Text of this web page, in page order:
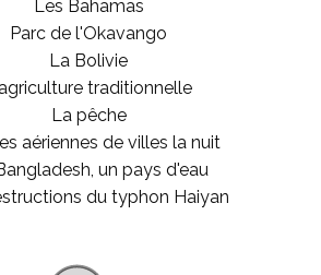
Les Bahamas
Parc de l'Okavango
La Bolivie
traditionnelle
La pêche
aériennes de villes la nuit
un pays d'eau
du typhon Haiyan